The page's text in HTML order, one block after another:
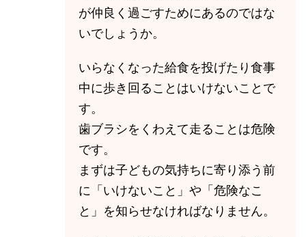
が仲良く過ごすためにあるのではな
いでしょうか。
いらなくなった給食を投げたり食事
中に歩き回ることはいけないことで
す。
歯ブラシをくわえて走ることは危険
です。
まずは子どもの気持ちに寄り添う前
に「いけないこと」や「危険なこ
と」を知らせなければなりません。